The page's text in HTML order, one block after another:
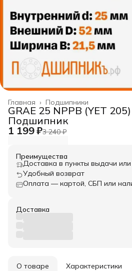
Подшипники
Главная ›
GRAE 25 NPPB (YET
Подшипник
1 199 ₽3 240 ₽
Преимущества
Доставка в пункты выдачи
Удобный возврат
Оплата — картой, СБП или
Доставка
О товаре Характеристики